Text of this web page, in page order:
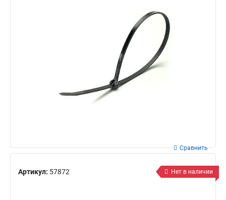
Артикул: 57872
Сравнить
Нет в наличии